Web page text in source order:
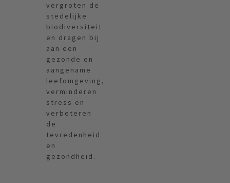
vergroten de
stedelijke
biodiversiteit
en dragen bij
aan een
gezonde en
aangename
leefomgeving,
verminderen
stress en
verbeteren
de
tevredenheid
en
gezondheid.